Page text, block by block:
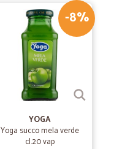
-8%
YOGA
Yoga succo mela verde
cl.20 vap